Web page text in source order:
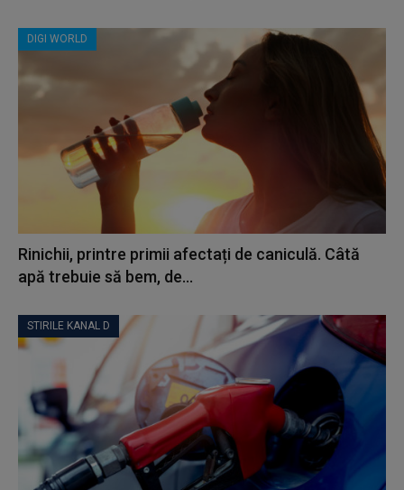
DIGI WORLD
Rinichii, printre primii afectați de caniculă. Câtă
apă trebuie să bem, de...
STIRILE KANAL D